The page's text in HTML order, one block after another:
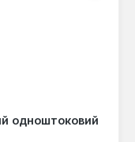
одноштоковий